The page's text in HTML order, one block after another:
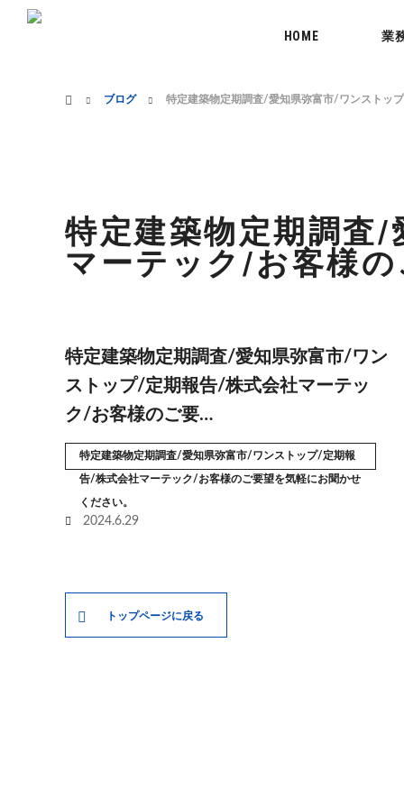
menu
HOME 業
ブログ
特定建築物定期調査/愛知県弥富市/ワンストッ
特定建築物定期調査
マーテック/お客様
特定建築物定期調査/愛知県弥富市/ワン
ストップ/定期報告/株式会社マーテッ
ク/お客様のご要…
特定建築物定期調査/愛知県弥富市/ワンストップ/定期報
告/株式会社マーテック/お客様のご要望を気軽にお聞かせ
ください。
2024.6.29
トップページに戻る